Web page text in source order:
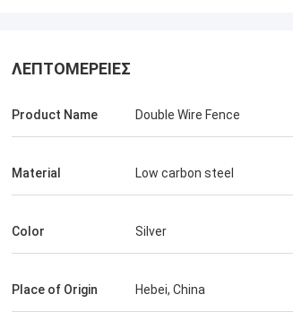
Ο προμηθευτής των προϊόντων φράχτη
σύρμα είναι πολύ υπομονετικός και
πολλές ιδέες για τα προϊόντα, έτσι
αποφάσισα να δουλέψω μαζί τους.Αλλά η
ΛΕΠΤΟΜΈΡΕΙΕΣ
Product Name Double Wire Fence
Material Low carbon steel
Color Silver
Place of Origin Hebei, China